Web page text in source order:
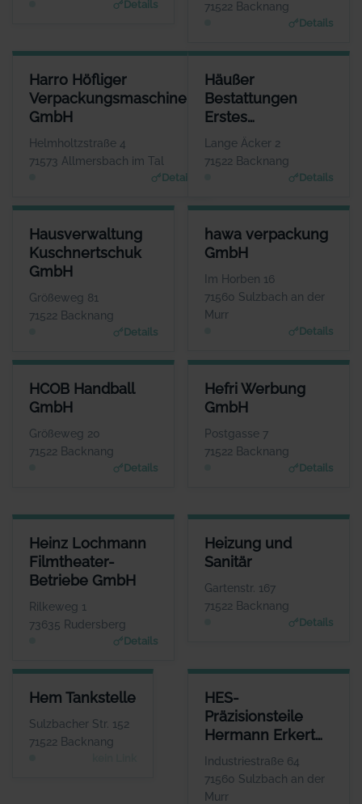
Details 71522 Backnang
Details
Harro Höfliger
Verpackungsmaschinen
GmbH
Helmholtzstraße 4
71573 Allmersbach im Tal
Details
HARRO HÖFLIGER VERPACKUNGSMASCHINEN GMBH
Herr Markus Höfliger
WEBSITE
Häußer
Bestattungen
Erstes
Backnanger
Bestattungsinstitut
Lange Äcker 2
71522 Backnang
Details
HÄUSSER BESTATTUNGEN
Hausverwaltung
Kuschnertschuk
GmbH
Größeweg 81
71522 Backnang
Details
HAUSVERWALTUNG KUSCHNERTSCHUK GMBH
ANSPRECHPARTNER
Frau Christine Kuschnertschuk
WEBSITE
Www.Kuschnertschuk.de
hawa verpackung
GmbH
Im Horben 16
71560 Sulzbach an der
Murr
Details
HAWA VERPACKUNG GMBH
ANSPRECHPARTNER
Herr Aaron Ceskutti
www.hawa-verpackung.d
HCOB Handball
GmbH
Größeweg 20
71522 Backnang
Details
HCOB HANDBALL GMBH
ANSPRECHPARTNER
Herr Markus Mandlik
www.hcob.de
Hefri Werbung
GmbH
Postgasse 7
71522 Backnang
Details
HEFRI WERBUNG GMBH
ANSPRECHPARTNER
Herr Werner Stroh
www.bkz.de
Heinz Lochmann
Filmtheater-
Betriebe GmbH
Rilkeweg 1
73635 Rudersberg
Details
HEINZ LOCHMANN FILMTHEATER-BETRIEBE GMBH
ANSPRECHPARTNER
Herr Heinz Lochmann
WEBSITE
www.filmtheaterbetriebe.de
Heizung und
Sanitär
Gartenstr. 167
71522 Backnang
Details
HEIZUNG UND SANITÄR
ANSPRECHPARTNER
Herr Karl Mayer
www.heizungs-mayer.d
Hem Tankstelle
Sulzbacher Str. 152
71522 Backnang
HEM TANKSTELLE
Herr Berrak Özcan
Keine Website hinterlegt
HES-
Präzisionsteile
Hermann Erkert
GmbH
Industriestraße 64
71560 Sulzbach an der
Murr
HES-PRÄZISIONSTEILE